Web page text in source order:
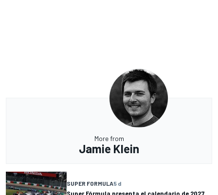
More from
Jamie Klein
SUPER FORMULA5 d
Super Fórmula presenta el calendario de 2027